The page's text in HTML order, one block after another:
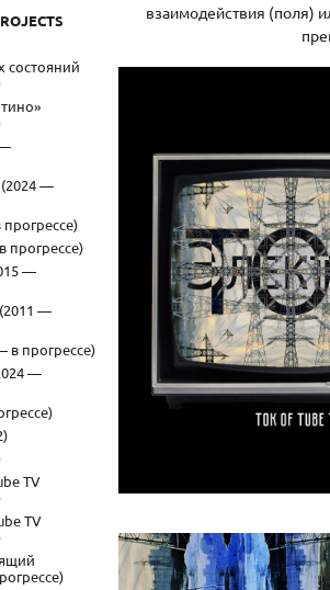
—
(2024 —
прогрессе)
—
—
в прогрессе)
—
TV
TV
взаимодействия (поля)